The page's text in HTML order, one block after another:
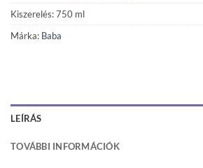
Kiszerelés: 750 ml
Márka: Baba
LEÍRÁS
TOVÁBBI INFORMÁCIÓK